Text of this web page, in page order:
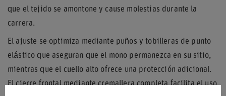
que el tejido se amontone y cause molestias durante la
carrera.
El ajuste se optimiza mediante puños y tobilleras de punto
elástico que aseguran que el mono permanezca en su sitio,
mientras que el cuello alto ofrece una protección adicional.
El cierre frontal mediante cremallera completa facilita el uso